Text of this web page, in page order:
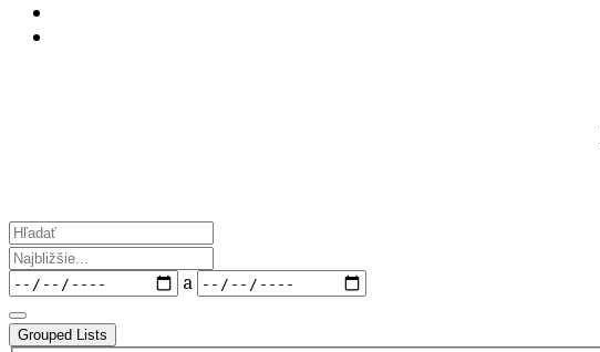
Hľadať
Najbližšie...
termíny
a
Grouped Lists